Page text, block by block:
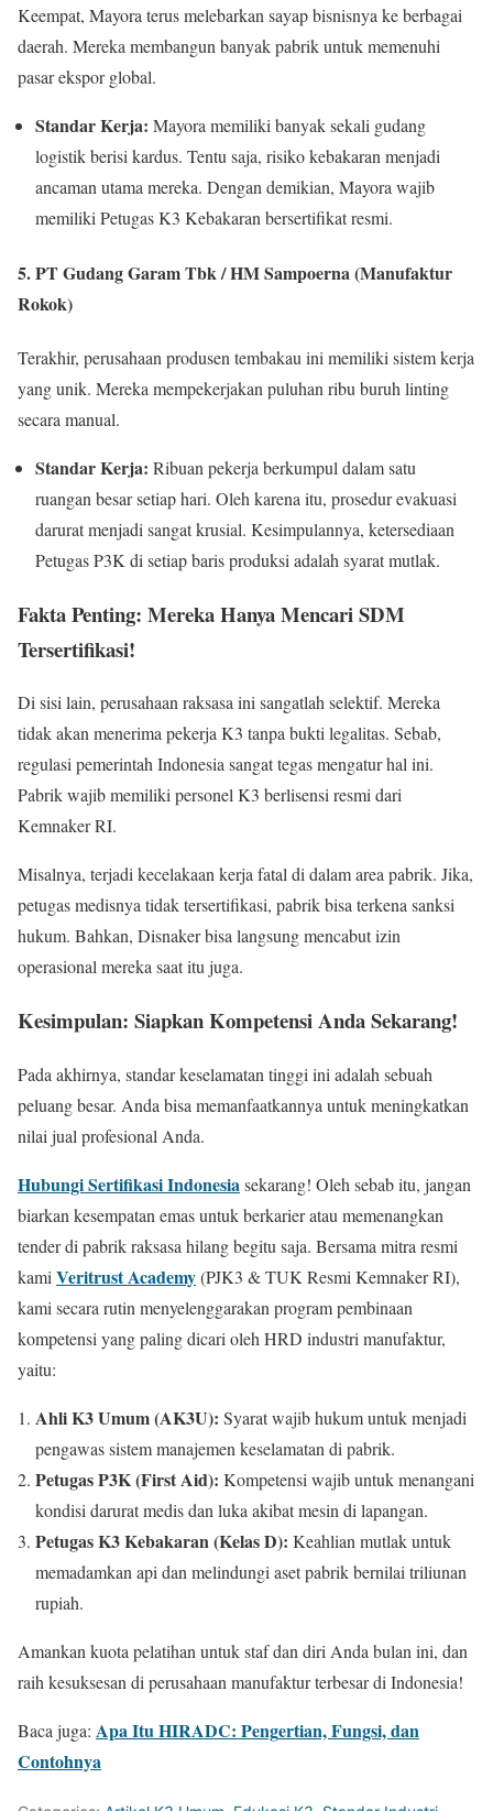
Keempat, Mayora terus melebarkan sayap bisnisnya ke berbagai
daerah. Mereka membangun banyak pabrik untuk memenuhi
pasar ekspor global.
Standar Kerja: Mayora memiliki banyak sekali gudang
logistik berisi kardus. Tentu saja, risiko kebakaran menjadi
ancaman utama mereka. Dengan demikian, Mayora wajib
memiliki Petugas K3 Kebakaran bersertifikat resmi.
5. PT Gudang Garam Tbk / HM Sampoerna (Manufaktur
Rokok)
Terakhir, perusahaan produsen tembakau ini memiliki sistem kerja
yang unik. Mereka mempekerjakan puluhan ribu buruh linting
secara manual.
Standar Kerja: Ribuan pekerja berkumpul dalam satu
ruangan besar setiap hari. Oleh karena itu, prosedur evakuasi
darurat menjadi sangat krusial. Kesimpulannya, ketersediaan
Petugas P3K di setiap baris produksi adalah syarat mutlak.
Fakta Penting: Mereka Hanya Mencari SDM
Tersertifikasi!
Di sisi lain, perusahaan raksasa ini sangatlah selektif. Mereka
tidak akan menerima pekerja K3 tanpa bukti legalitas. Sebab,
regulasi pemerintah Indonesia sangat tegas mengatur hal ini.
Pabrik wajib memiliki personel K3 berlisensi resmi dari
Kemnaker RI.
Misalnya, terjadi kecelakaan kerja fatal di dalam area pabrik. Jika,
petugas medisnya tidak tersertifikasi, pabrik bisa terkena sanksi
hukum. Bahkan, Disnaker bisa langsung mencabut izin
operasional mereka saat itu juga.
Kesimpulan: Siapkan Kompetensi Anda Sekarang!
Pada akhirnya, standar keselamatan tinggi ini adalah sebuah
peluang besar. Anda bisa memanfaatkannya untuk meningkatkan
nilai jual profesional Anda.
Hubungi Sertifikasi Indonesiasekarang! Oleh sebab itu, jangan
biarkan kesempatan emas untuk berkarier atau memenangkan
tender di pabrik raksasa hilang begitu saja. Bersama mitra resmi
kami Veritrust Academy(PJK3 & TUK Resmi Kemnaker RI),
kami secara rutin menyelenggarakan program pembinaan
kompetensi yang paling dicari oleh HRD industri manufaktur,
yaitu:
Ahli K3 Umum (AK3U): Syarat wajib hukum untuk menjadi
pengawas sistem manajemen keselamatan di pabrik.
Petugas P3K (First Aid): Kompetensi wajib untuk menangani
kondisi darurat medis dan luka akibat mesin di lapangan.
Petugas K3 Kebakaran (Kelas D): Keahlian mutlak untuk
memadamkan api dan melindungi aset pabrik bernilai triliunan
rupiah.
Amankan kuota pelatihan untuk staf dan diri Anda bulan ini, dan
raih kesuksesan di perusahaan manufaktur terbesar di Indonesia!
Baca juga: Apa Itu HIRADC: Pengertian, Fungsi, dan
Contohnya